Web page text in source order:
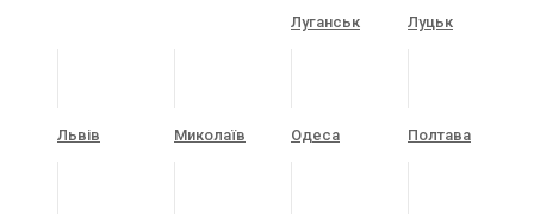
Луганськ Луцьк
Львів Миколаїв Одеса Полтава